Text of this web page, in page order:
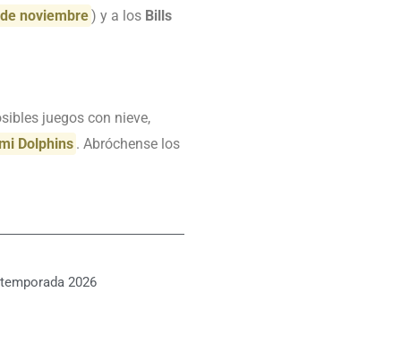
noviembre) y a los Bills
juegos con nieve,
Dolphins . Abróchense los
temporada 2026